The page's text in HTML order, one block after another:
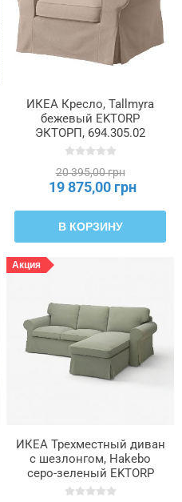
ИКЕА Кресло, Tallmyra
бежевый EKTORP
ЭКТОРП, 694.305.02
20 395,00 грн
19 875,00 грн
В КОРЗИНУ
Акция
ИКЕА Трехместный диван
с шезлонгом, Hakebo
серо-зеленый EKTORP
ЭКТОРП, 295.090.31